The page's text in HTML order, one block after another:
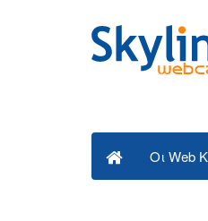
Οι Web